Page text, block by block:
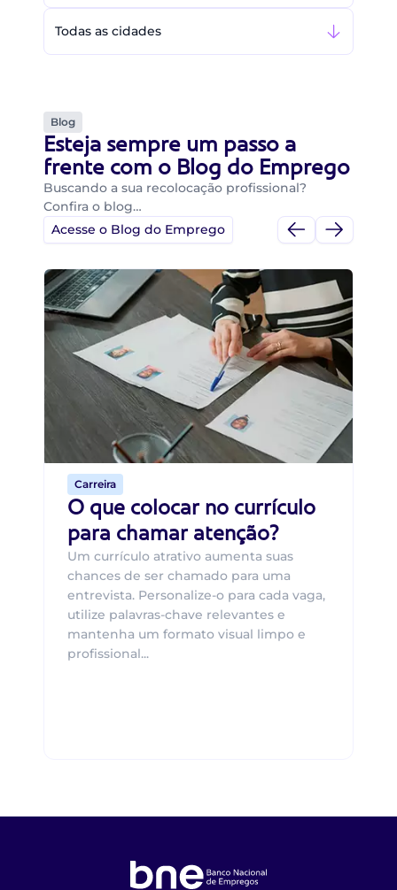
Todas as cidades
Blog
Esteja sempre um passo a
frente com o Blog do Emprego
Buscando a sua recolocação profissional?
Confira o blog…
Acesse o Blog do Emprego
Carreira
O que colocar no currículo
para chamar atenção?
Um currículo atrativo aumenta suas
chances de ser chamado para uma
entrevista. Personalize-o para cada vaga,
utilize palavras-chave relevantes e
mantenha um formato visual limpo e
profissional...